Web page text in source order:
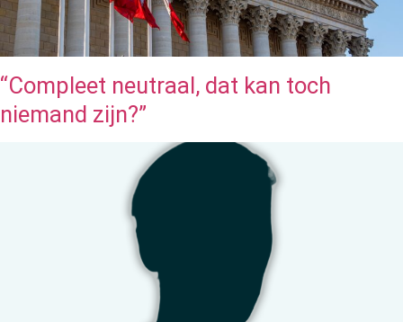
“Compleet neutraal, dat kan toch
niemand zijn?”